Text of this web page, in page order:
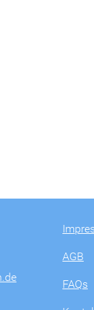
AGB
FAQs